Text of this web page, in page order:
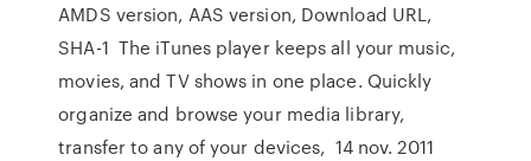
AMDS version, AAS version, Download URL,
SHA-1 The iTunes player keeps all your music,
movies, and TV shows in one place. Quickly
organize and browse your media library,
transfer to any of your devices, 14 nov. 2011